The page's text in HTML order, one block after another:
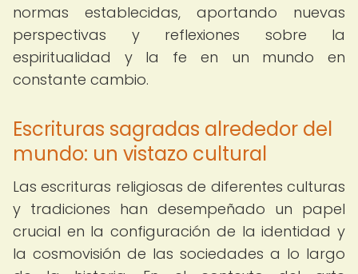
normas establecidas, aportando nuevas
perspectivas y reflexiones sobre la
espiritualidad y la fe en un mundo en
constante cambio.
Escrituras sagradas alrededor del
mundo: un vistazo cultural
Las escrituras religiosas de diferentes culturas
y tradiciones han desempeñado un papel
crucial en la configuración de la identidad y
la cosmovisión de las sociedades a lo largo